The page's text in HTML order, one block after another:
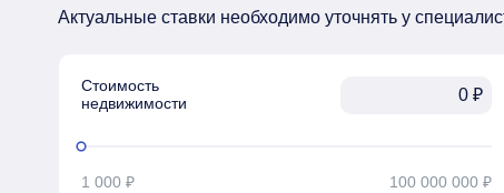
Актуальные ставки необходимо уточнять у
Стоимость
недвижимости
₽
1 000 ₽ 100 000 000 ₽